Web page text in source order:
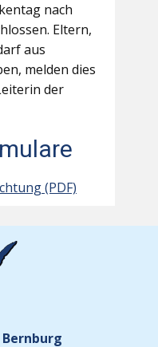
nach
Eltern,
aus
melden dies
der
(PDF)
Bernburg